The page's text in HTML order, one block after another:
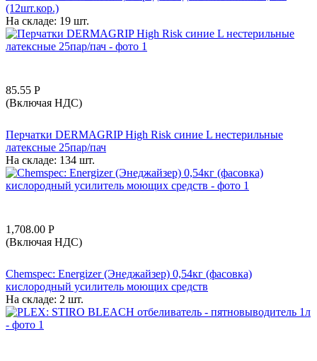
(12шт.кор.)
На складе: 19 шт.
85.55 Р
(Включая НДС)
Перчатки DERMAGRIP High Risk синие L нестерильные
латексные 25пар/пач
На складе: 134 шт.
1,708.00 Р
(Включая НДС)
Chemspec: Energizer (Энеджайзер) 0,54кг (фасовка)
кислородный усилитель моющих средств
На складе: 2 шт.